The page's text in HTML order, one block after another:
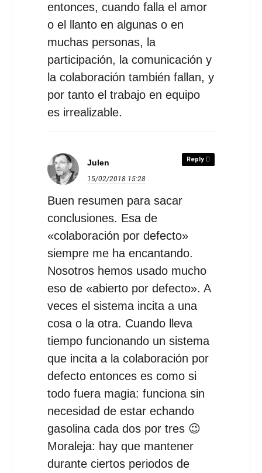
entonces, cuando falla el amor
o el llanto en algunas o en
muchas personas, la
participación, la comunicación y
la colaboración también fallan, y
por tanto el trabajo en equipo
es irrealizable.
Reply
Julen
15/02/2018 15:28
Buen resumen para sacar
conclusiones. Esa de
«colaboración por defecto»
siempre me ha encantando.
Nosotros hemos usado mucho
eso de «abierto por defecto». A
veces el sistema incita a una
cosa o la otra. Cuando lleva
tiempo funcionando un sistema
que incita a la colaboración por
defecto entonces es como si
todo fuera magia: funciona sin
necesidad de estar echando
gasolina cada dos por tres 😉
Moraleja: hay que mantener
durante ciertos periodos de